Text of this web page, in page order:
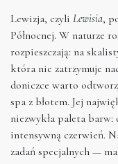
Lewizja, czyli Lewisia,
Północnej. W naturze
rozpieszczają: na
która nie zatrzymuje
doniczce warto
spa z błotem. Jej
niezwykła paleta
intensywną czerwień.
zadań specjalnych —